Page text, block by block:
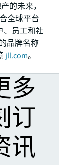
的未来，
全球平台
、员工和社
品牌名称
jll.com。
多
订
讯